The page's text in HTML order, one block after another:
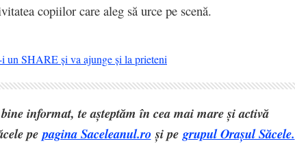
copiilor care aleg să urce pe scenă.
un SHARE și va ajunge și la prieteni
informat, te așteptăm în cea mai mare și activă
pepagina Saceleanul.roși pe grupul Orașul Săcele.